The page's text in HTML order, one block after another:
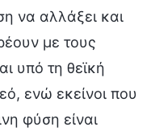
να αλλάξει και
με τους
υπό τη θεϊκή
ενώ εκείνοι που
φύση είναι